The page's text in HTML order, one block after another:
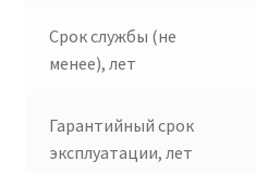
Срок службы (не
менее), лет
Гарантийный срок
эксплуатации, лет